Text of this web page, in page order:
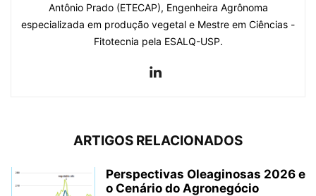
Antônio Prado (ETECAP), Engenheira Agrônoma
especializada em produção vegetal e Mestre em Ciências -
Fitotecnia pela ESALQ-USP.
ARTIGOS RELACIONADOS
Perspectivas Oleaginosas 2026 e
o Cenário do Agronegócio